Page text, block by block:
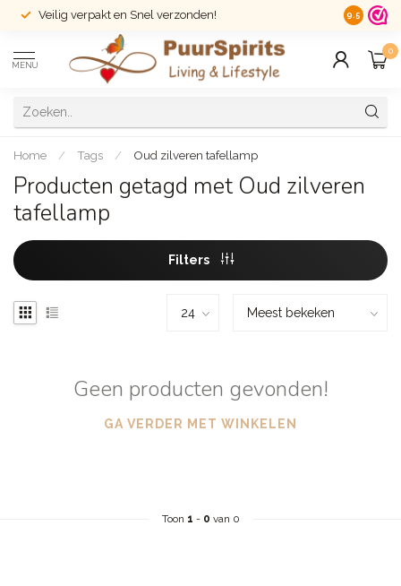
Veilig verpakt en Snel verzonden! 14 dagen
9.5
MENU
0
Home / Tags / Oud zilveren tafellamp
Producten getagd met Oud zilveren
tafellamp
Filters
Geen producten gevonden!
GA VERDER MET WINKELEN
Toon 1 - 0 van 0